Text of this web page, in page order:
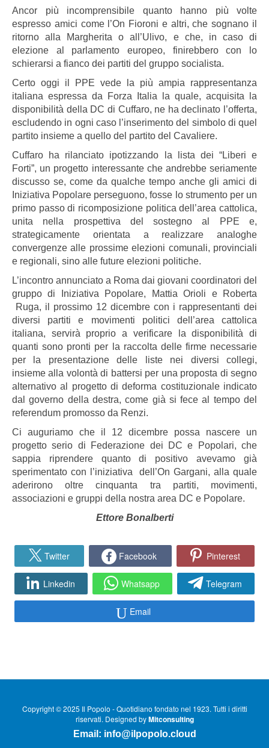
Ancor più incomprensibile quanto hanno più volte
espresso amici come l’On Fioroni e altri, che sognano il
ritorno alla Margherita o all’Ulivo, e che, in caso di
elezione al parlamento europeo, finirebbero con lo
schierarsi a fianco dei partiti del gruppo socialista.
Certo oggi il PPE vede la più ampia rappresentanza
italiana espressa da Forza Italia la quale, acquisita la
disponibilità della DC di Cuffaro, ne ha declinato l’offerta,
escludendo in ogni caso l’inserimento del simbolo di quel
partito insieme a quello del partito del Cavaliere.
Cuffaro ha rilanciato ipotizzando la lista dei “Liberi e
Forti”, un progetto interessante che andrebbe seriamente
discusso se, come da qualche tempo anche gli amici di
Iniziativa Popolare perseguono, fosse lo strumento per un
primo passo di ricomposizione politica dell’area cattolica,
unita nella prospettiva del sostegno al PPE e,
strategicamente orientata a realizzare analoghe
convergenze alle prossime elezioni comunali, provinciali
e regionali, sino alle future elezioni politiche.
L’incontro annunciato a Roma dai giovani coordinatori del
gruppo di Iniziativa Popolare, Mattia Orioli e Roberta
Ruga, il prossimo 12 dicembre con i rappresentanti dei
diversi partiti e movimenti politici dell’area cattolica
italiana, servirà proprio a verificare la disponibilità di
quanti sono pronti per la raccolta delle firme necessarie
per la presentazione delle liste nei diversi collegi,
insieme alla volontà di battersi per una proposta di segno
alternativo al progetto di deforma costituzionale indicato
dal governo della destra, come già si fece al tempo del
referendum promosso da Renzi.
Ci auguriamo che il 12 dicembre possa nascere un
progetto serio di Federazione dei DC e Popolari, che
sappia riprendere quanto di positivo avevamo già
sperimentato con l’iniziativa dell’On Gargani, alla quale
aderirono oltre cinquanta tra partiti, movimenti,
associazioni e gruppi della nostra area DC e Popolare.
Ettore Bonalberti
Twitter Facebook Pinterest
Linkedin Whatsapp Telegram
Email
Copyright © 2025 Il Popolo - Quotidiano fondato nel 1923. Tutti i diritti
riservati. Designed byMitconsulting
Email: info@ilpopolo.cloud